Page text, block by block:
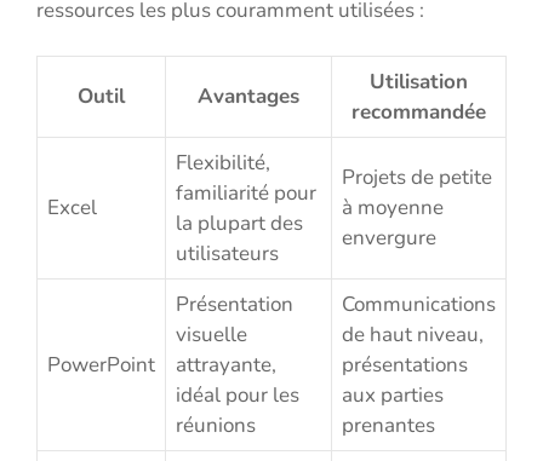
ressources les plus couramment utilisées :
Outil Avantages
Utilisation
recommandée
Excel
Flexibilité,
familiarité pour
la plupart des
utilisateurs
Projets de petite
à moyenne
envergure
PowerPoint
Présentation
visuelle
attrayante,
idéal pour les
réunions
Communications
de haut niveau,
présentations
aux parties
prenantes